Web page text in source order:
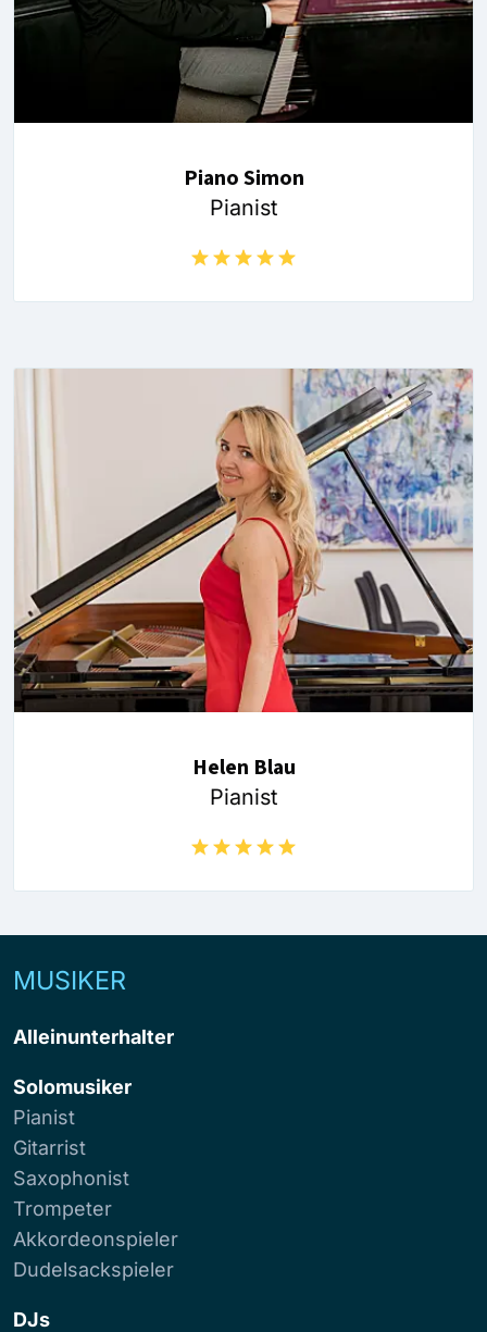
Piano Simon
Pianist
Helen Blau
Pianist
MUSIKER
Alleinunterhalter
Solomusiker
Pianist
Gitarrist
Saxophonist
Trompeter
Akkordeonspieler
Dudelsackspieler
DJs